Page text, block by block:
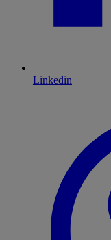
Linkedin